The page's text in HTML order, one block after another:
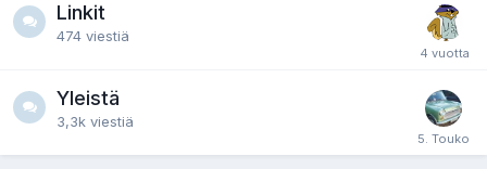
Linkit
474 viestiä
Yleistä
3,3k viestiä